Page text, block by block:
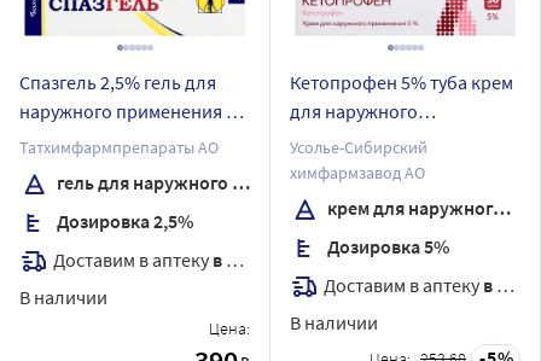
Спазгель 2,5% гель для
наружного применения 50
гр
Татхимфармпрепараты АО
гель для наружного применения
Дозировка 2,5%
Доставим в аптеку в течение 7 дней
В наличии
Цена:
Кетопрофен 5% туба крем
для наружного
применения 30 гр
Усолье-Сибирский
химфармзавод АО
крем для наружного применения
Дозировка 5%
Доставим в аптеку в течение 7 дней
В наличии